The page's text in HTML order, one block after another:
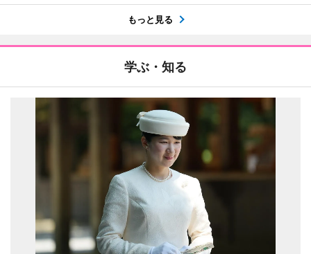
もっと見る
学ぶ・知る